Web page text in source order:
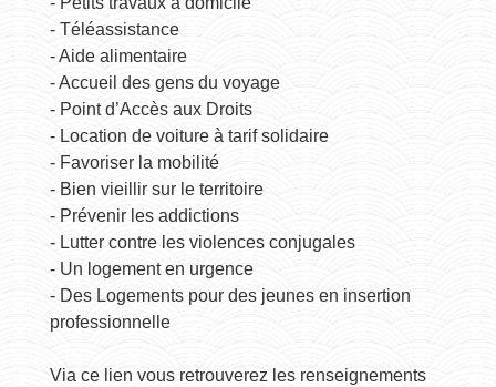
- Téléassistance
- Aide alimentaire
- Accueil des gens du voyage
- Point d’Accès aux Droits
- Location de voiture à tarif solidaire
- Favoriser la mobilité
- Bien vieillir sur le territoire
- Prévenir les addictions
- Lutter contre les violences conjugales
- Un logement en urgence
- Des Logements pour des jeunes en insertion
professionnelle
Via ce lien vous retrouverez les renseignements